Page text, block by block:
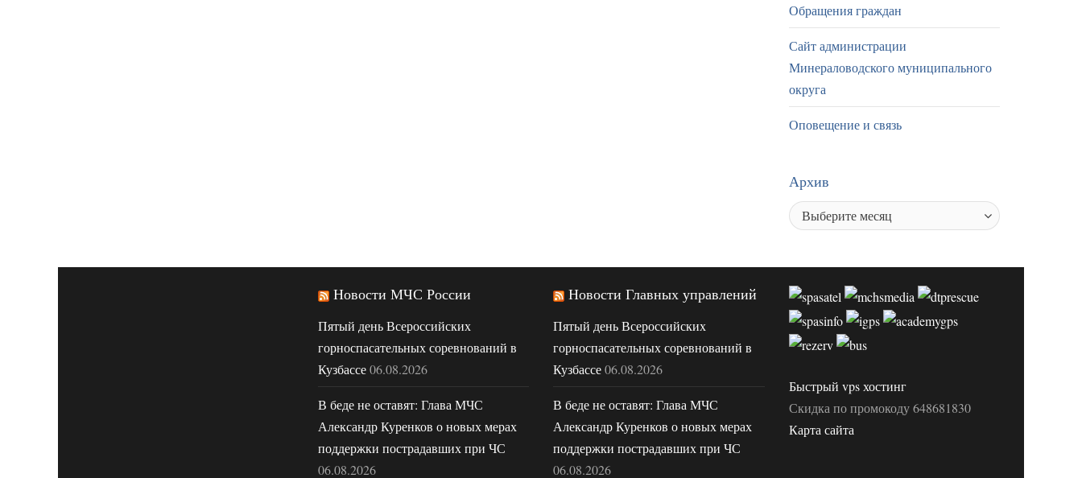
Обращения граждан
Сайт администрации
Минераловодского муниципального
округа
Оповещение и связь
Архив
Новости МЧС России
Пятый день Всероссийских
горноспасательных соревнований в
Кузбассе 06.08.2026
В беде не оставят: Глава МЧС
Александр Куренков о новых мерах
поддержки пострадавших при ЧС
06.08.2026
Новости Главных управлений
Пятый день Всероссийских
горноспасательных соревнований в
Кузбассе06.08.2026
В беде не оставят: Глава МЧС
Александр Куренков о новых мерах
поддержки пострадавших при ЧС
06.08.2026
Быстрый vps хостинг
Скидка по промокоду 648681830
Карта сайта